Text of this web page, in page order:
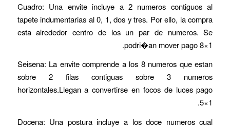
Cuadro: Una envite incluye a 2 numeros contiguos al
tapete indumentarias al 0, 1, dos y tres. Por ello, la compra
esta alrededor centro de los un par de numeros. Se
podri�an mover pago 8×1.
Seisena: La envite comprende a los 8 numeros que estan
sobre 2 filas contiguas sobre 3 numeros
horizontales.Llegan a convertirse en focos de luces pago
5×1.
Docena: Una postura incluye a los doce numeros cual